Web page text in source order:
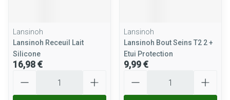
Lansinoh
Lansinoh Receuil Lait
Silicone
16,98 €
Lansinoh
Lansinoh Bout Seins T2 2 +
Etui Protection
9,99 €